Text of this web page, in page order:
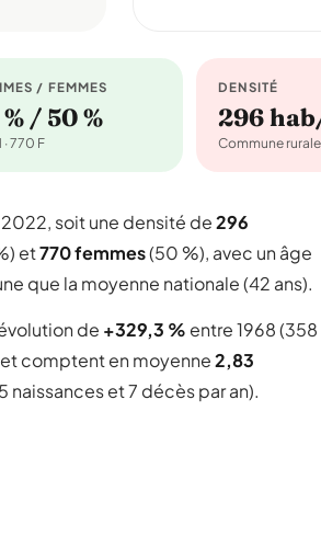
/ FEMMES
/ 50 %
· 770 F
DENSITÉ
296
Commune rurale
soit une densité de296
et770 femmes(50 %), avec un âge
que la moyenne nationale (42 ans).
de +329,3 % entre 1968 (358
comptent en moyenne2,83
naissances et 7 décès par an).